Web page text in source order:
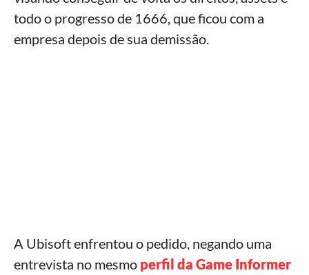
todo o progresso de 1666, que ficou com a
empresa depois de sua demissão.
A Ubisoft enfrentou o pedido, negando uma
entrevista no mesmo perfil da Game Informer